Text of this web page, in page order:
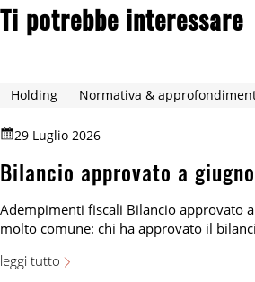
Ti potrebbe interessare
Holding Normativa &
29 Luglio 2026
Bilancio approvato a
Adempimenti fiscali Bilancio approvato
molto comune: chi ha approvato il
leggi tutto